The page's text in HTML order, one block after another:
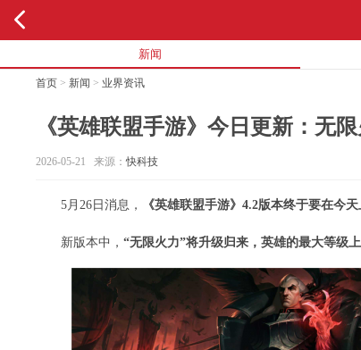
新闻
首页 > 新闻 >业界资讯
《英雄联盟手游》今日更新：无
2026-05-21 来源：快科技
5月26日消息， 《英雄联盟手游》4.2版本终于要在今
新版本中，“无限火力”将升级归来，英雄的最大等级